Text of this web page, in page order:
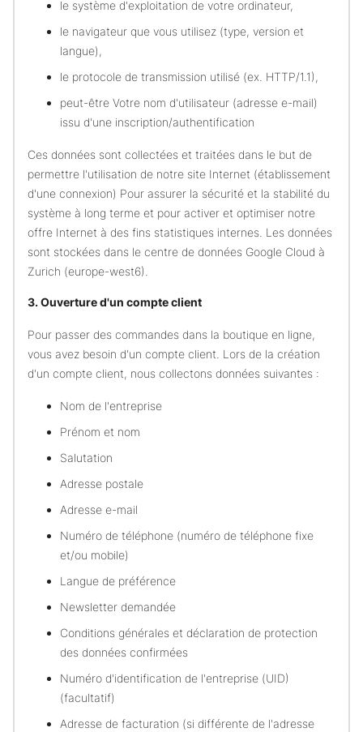
le système d'exploitation de votre ordinateur,
le navigateur que vous utilisez (type, version et
langue),
le protocole de transmission utilisé (ex. HTTP/1.1),
peut-être Votre nom d'utilisateur (adresse e-mail)
issu d'une inscription/authentification
Ces données sont collectées et traitées dans le but de
permettre l'utilisation de notre site Internet (établissement
d'une connexion) Pour assurer la sécurité et la stabilité du
système à long terme et pour activer et optimiser notre
offre Internet à des fins statistiques internes. Les données
sont stockées dans le centre de données Google Cloud à
Zurich (europe-west6).
3. Ouverture d'un compte client
Pour passer des commandes dans la boutique en ligne,
vous avez besoin d'un compte client. Lors de la création
d'un compte client, nous collectons données suivantes :
Nom de l'entreprise
Prénom et nom
Salutation
Adresse postale
Adresse e-mail
Numéro de téléphone (numéro de téléphone fixe
et/ou mobile)
Langue de préférence
Newsletter demandée
Conditions générales et déclaration de protection
des données confirmées
Numéro d'identification de l'entreprise (UID)
(facultatif)
Adresse de facturation (si différente de l'adresse